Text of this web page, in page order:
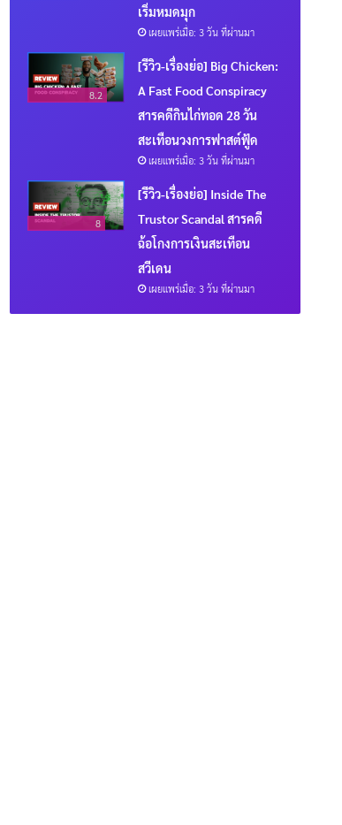
เริ่มหมดมุก
เผยแพร่เมื่อ: 3 วัน ที่ผ่านมา
8.2
[รีวิว-เรื่องย่อ] Big Chicken:
A Fast Food Conspiracy
สารคดีกินไก่ทอด 28 วัน
สะเทือนวงการฟาสต์ฟู้ด
เผยแพร่เมื่อ: 3 วัน ที่ผ่านมา
8
[รีวิว-เรื่องย่อ] Inside The
Trustor Scandal สารคดี
ฉ้อโกงการเงินสะเทือน
สวีเดน
เผยแพร่เมื่อ: 3 วัน ที่ผ่านมา